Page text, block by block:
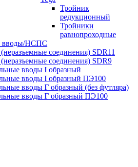
Тройник
редукционный
Тройники
равнопроходные
вводы/НСПС
соединения) SDR11
соединения) SDR9
вводы I образный
вводы I образный ПЭ100
вводы Г образный (без футляра)
вводы Г образный ПЭ100